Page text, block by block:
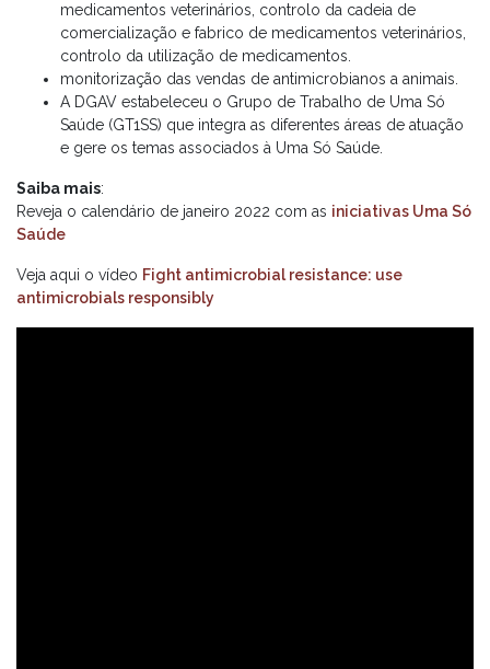
medicamentos veterinários, controlo da cadeia de
comercialização e fabrico de medicamentos veterinários,
controlo da utilização de medicamentos.
monitorização das vendas de antimicrobianos a animais.
A DGAV estabeleceu o Grupo de Trabalho de Uma Só
Saúde (GT1SS) que integra as diferentes áreas de atuação
e gere os temas associados à Uma Só Saúde.
Saiba mais:
Reveja o calendário de janeiro 2022 com as iniciativas Uma Só
Saúde
Veja aqui o vídeo Fight antimicrobial resistance: use
antimicrobials responsibly